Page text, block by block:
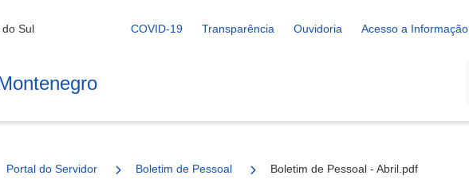
Sul COVID-19 Transparência Ouvidoria Acesso a Informação
Portal do Servidor Boletim de Pessoal Boletim de Pessoal - Abril.pdf